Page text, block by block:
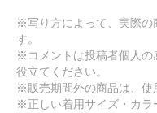
※写り方によって、実際の
す。
※コメントは投稿者個人の
役立てください。
※販売期間外の商品は、使
※正しい着用サイズ・カラ